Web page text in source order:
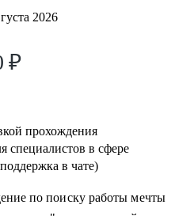
2026
₽
прохождения
специалистов в сфере
+ поддержка в чате)
по поиску работы мечты